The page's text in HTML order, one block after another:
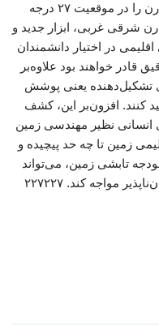
در سال‌های وقوع ال‌نینو و لانینا، تقارن را در موقعیت ۲۷ درجه
شرقی غربی، ابزار جدید و
در اختیار دانشمندان
قادر خواهند بود علاوه‌بر
تشکیل‌دهنده یعنی پوشش
کنند. افزون‌بر این، کشف
انسانی نظیر مهندسی زمین
زمین تا چه حد پیچیده و
تابشی زمین، می‌تواند
مواجه کند. ۲۲۷۲۲۷